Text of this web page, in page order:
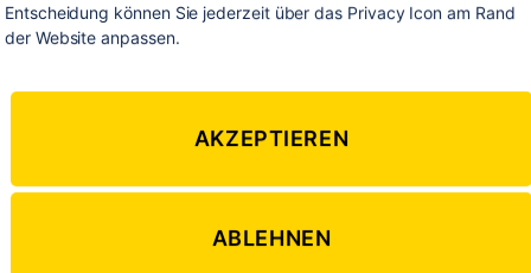
verbessern, dabei eine neue Stadt
neue Leute kennenlernen klingt perfekt für dich?
genau das Richtige für dich! Wie es Daniel auf
in London ergangen ist und warum es für jeden von
Sprache zu verbessern, liest du in seinem […]
Entscheidung können Sie jederzeit über das Privacy Icon am Rand
der Website anpassen.
AKZEPTIEREN
ABLEHNEN